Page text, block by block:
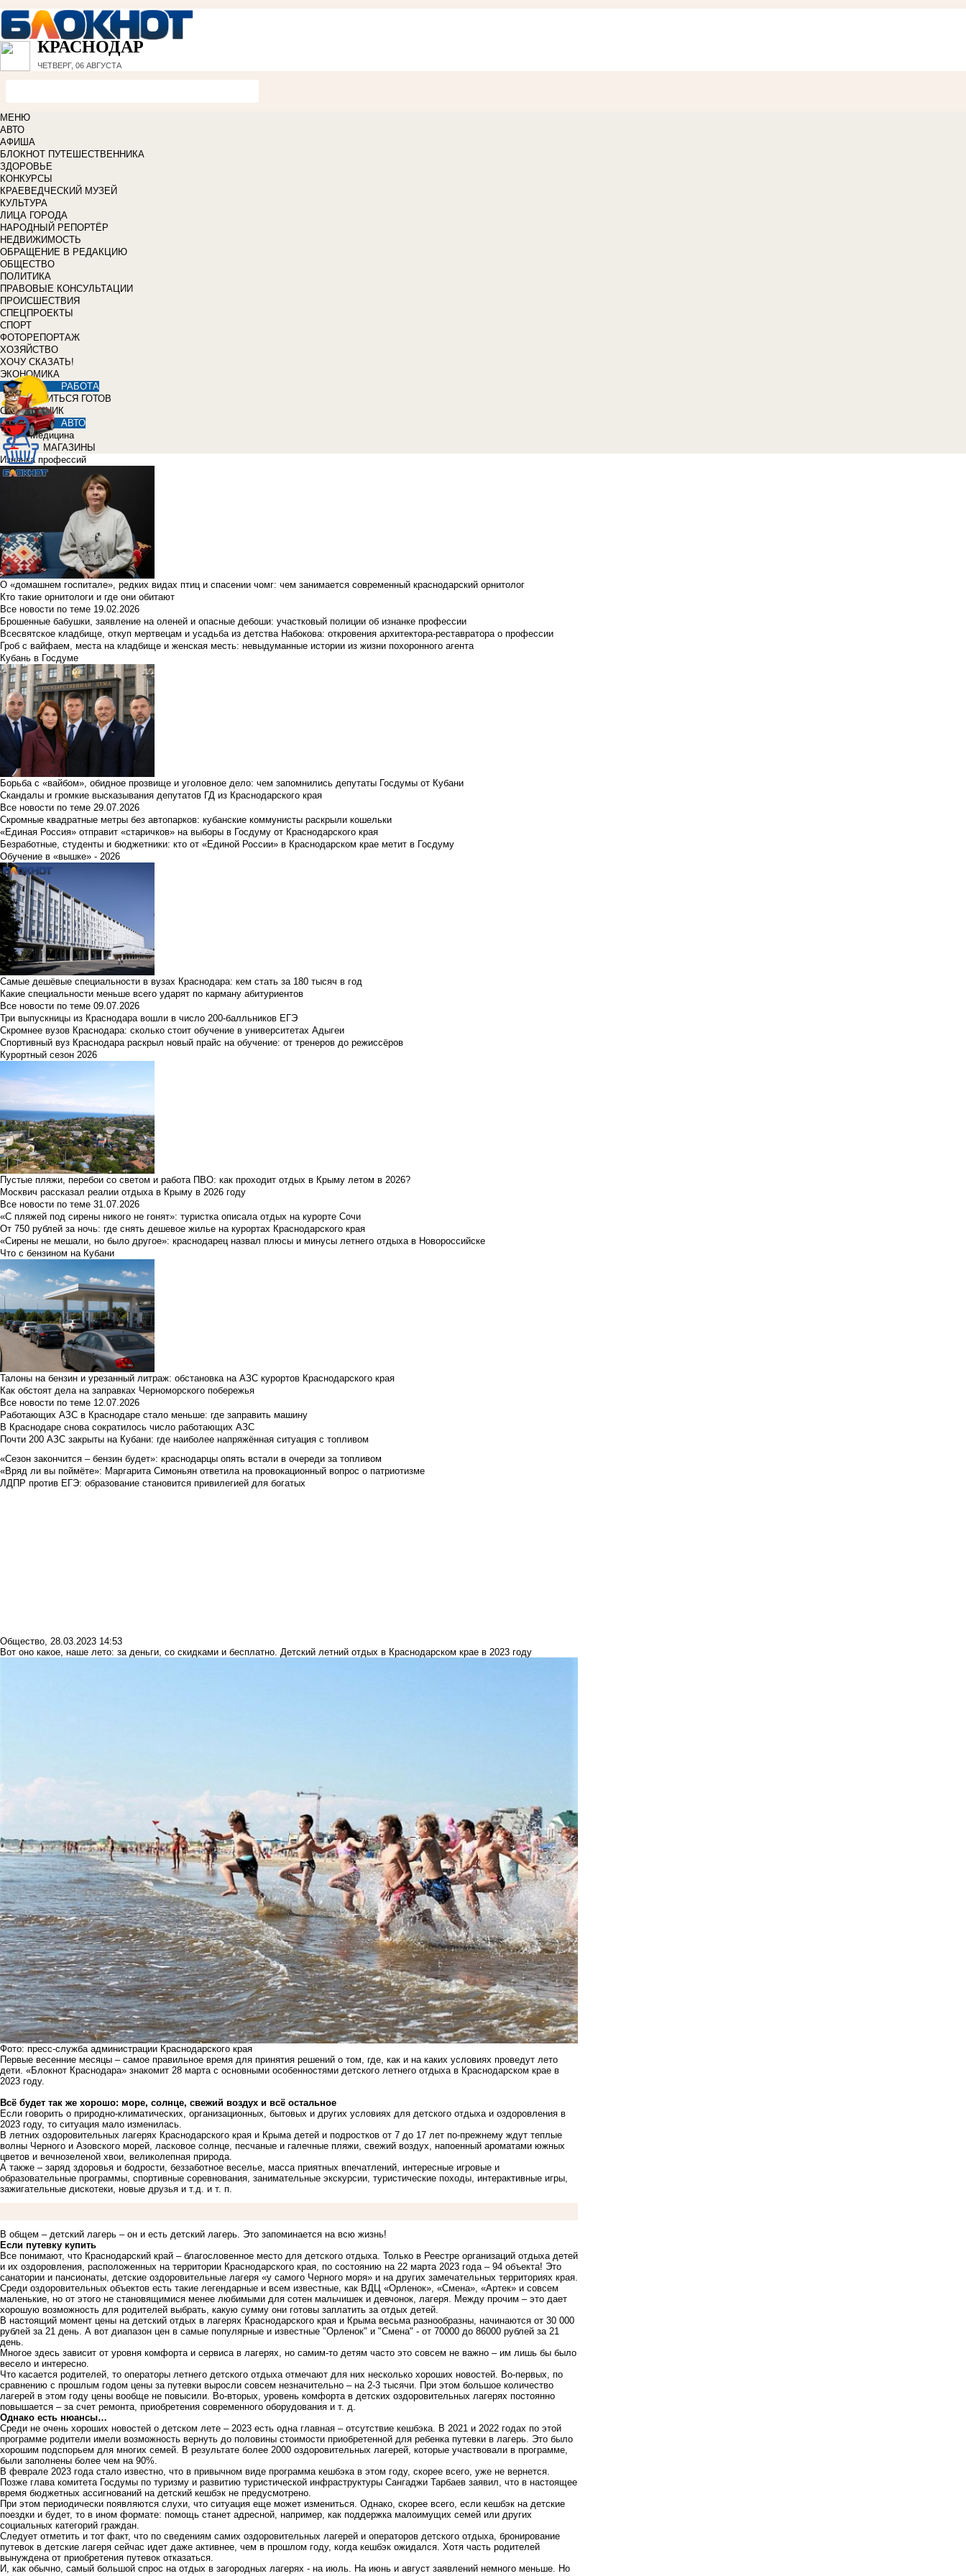
КРАСНОДАР
ЧЕТВЕРГ, 06 АВГУСТА
МЕНЮ
АВТО
АФИША
БЛОКНОТ ПУТЕШЕСТВЕННИКА
ЗДОРОВЬЕ
КОНКУРСЫ
КРАЕВЕДЧЕСКИЙ МУЗЕЙ
КУЛЬТУРА
ЛИЦА ГОРОДА
НАРОДНЫЙ РЕПОРТЁР
НЕДВИЖИМОСТЬ
ОБРАЩЕНИЕ В РЕДАКЦИЮ
ОБЩЕСТВО
ПОЛИТИКА
ПРАВОВЫЕ КОНСУЛЬТАЦИИ
ПРОИСШЕСТВИЯ
СПЕЦПРОЕКТЫ
СПОРТ
ФОТОРЕПОРТАЖ
ХОЗЯЙСТВО
ХОЧУ СКАЗАТЬ!
ЭКОНОМИКА
РАБОТА
УЧИТЬСЯ ГОТОВ
СПРАВОЧНИК
АВТО
Медицина
МАГАЗИНЫ
Изнанка профессий
О «домашнем госпитале», редких видах птиц и спасении чомг: чем занимается современный краснодарский орнитолог
Кто такие орнитологи и где они обитают
Все новости по теме 19.02.2026
Брошенные бабушки, заявление на оленей и опасные дебоши: участковый полиции об изнанке профессии
Всесвятское кладбище, откуп мертвецам и усадьба из детства Набокова: откровения архитектора-реставратора о профессии
Гроб с вайфаем, места на кладбище и женская месть: невыдуманные истории из жизни похоронного агента
Кубань в Госдуме
Борьба с «вайбом», обидное прозвище и уголовное дело: чем запомнились депутаты Госдумы от Кубани
Скандалы и громкие высказывания депутатов ГД из Краснодарского края
Все новости по теме 29.07.2026
Скромные квадратные метры без автопарков: кубанские коммунисты раскрыли кошельки
«Единая Россия» отправит «старичков» на выборы в Госдуму от Краснодарского края
Безработные, студенты и бюджетники: кто от «Единой России» в Краснодарском крае метит в Госдуму
Обучение в «вышке» - 2026
Самые дешёвые специальности в вузах Краснодара: кем стать за 180 тысяч в год
Какие специальности меньше всего ударят по карману абитуриентов
Все новости по теме 09.07.2026
Три выпускницы из Краснодара вошли в число 200-балльников ЕГЭ
Скромнее вузов Краснодара: сколько стоит обучение в университетах Адыгеи
Спортивный вуз Краснодара раскрыл новый прайс на обучение: от тренеров до режиссёров
Курортный сезон 2026
Пустые пляжи, перебои со светом и работа ПВО: как проходит отдых в Крыму летом в 2026?
Москвич рассказал реалии отдыха в Крыму в 2026 году
Все новости по теме 31.07.2026
«С пляжей под сирены никого не гонят»: туристка описала отдых на курорте Сочи
От 750 рублей за ночь: где снять дешевое жилье на курортах Краснодарского края
«Сирены не мешали, но было другое»: краснодарец назвал плюсы и минусы летнего отдыха в Новороссийске
Что с бензином на Кубани
Талоны на бензин и урезанный литраж: обстановка на АЗС курортов Краснодарского края
Как обстоят дела на заправках Черноморского побережья
Все новости по теме 12.07.2026
Работающих АЗС в Краснодаре стало меньше: где заправить машину
В Краснодаре снова сократилось число работающих АЗС
Почти 200 АЗС закрыты на Кубани: где наиболее напряжённая ситуация с топливом
«Сезон закончится – бензин будет»: краснодарцы опять встали в очереди за топливом
«Вряд ли вы поймёте»: Маргарита Симоньян ответила на провокационный вопрос о патриотизме
ЛДПР против ЕГЭ: образование становится привилегией для богатых
Общество, 28.03.2023 14:53
Вот оно какое, наше лето: за деньги, со скидками и бесплатно. Детский летний отдых в Краснодарском крае в 2023 году
Фото: пресс-служба администрации Краснодарского края
Первые весенние месяцы – самое правильное время для принятия решений о том, где, как и на каких условиях проведут лето
дети. «Блокнот Краснодара» знакомит 28 марта с основными особенностями детского летнего отдыха в Краснодарском крае в
2023 году.
Всё будет так же хорошо: море, солнце, свежий воздух и всё остальное
Если говорить о природно-климатических, организационных, бытовых и других условиях для детского отдыха и оздоровления в
2023 году, то ситуация мало изменилась.
В летних оздоровительных лагерях Краснодарского края и Крыма детей и подростков от 7 до 17 лет по-прежнему ждут теплые
волны Черного и Азовского морей, ласковое солнце, песчаные и галечные пляжи, свежий воздух, напоенный ароматами южных
цветов и вечнозеленой хвои, великолепная природа.
А также – заряд здоровья и бодрости, беззаботное веселье, масса приятных впечатлений, интересные игровые и
образовательные программы, спортивные соревнования, занимательные экскурсии, туристические походы, интерактивные игры,
зажигательные дискотеки, новые друзья и т.д. и т. п.
В общем – детский лагерь – он и есть детский лагерь. Это запоминается на всю жизнь!
Если путевку купить
Все понимают, что Краснодарский край – благословенное место для детского отдыха. Только в Реестре организаций отдыха детей
и их оздоровления, расположенных на территории Краснодарского края, по состоянию на 22 марта 2023 года – 94 объекта! Это
санатории и пансионаты, детские оздоровительные лагеря «у самого Черного моря» и на других замечательных территориях края.
Среди оздоровительных объектов есть такие легендарные и всем известные, как ВДЦ «Орленок», «Смена», «Артек» и совсем
маленькие, но от этого не становящимися менее любимыми для сотен мальчишек и девчонок, лагеря. Между прочим – это дает
хорошую возможность для родителей выбрать, какую сумму они готовы заплатить за отдых детей.
В настоящий момент цены на детский отдых в лагерях Краснодарского края и Крыма весьма разнообразны, начинаются от 30 000
рублей за 21 день. А вот диапазон цен в самые популярные и известные "Орленок" и "Смена" - от 70000 до 86000 рублей за 21
день.
Многое здесь зависит от уровня комфорта и сервиса в лагерях, но самим-то детям часто это совсем не важно – им лишь бы было
весело и интересно.
Что касается родителей, то операторы летнего детского отдыха отмечают для них несколько хороших новостей. Во-первых, по
сравнению с прошлым годом цены за путевки выросли совсем незначительно – на 2-3 тысячи. При этом большое количество
лагерей в этом году цены вообще не повысили. Во-вторых, уровень комфорта в детских оздоровительных лагерях постоянно
повышается – за счет ремонта, приобретения современного оборудования и т. д.
Однако есть нюансы…
Среди не очень хороших новостей о детском лете – 2023 есть одна главная – отсутствие кешбэка. В 2021 и 2022 годах по этой
программе родители имели возможность вернуть до половины стоимости приобретенной для ребенка путевки в лагерь. Это было
хорошим подспорьем для многих семей. В результате более 2000 оздоровительных лагерей, которые участвовали в программе,
были заполнены более чем на 90%.
В феврале 2023 года стало известно, что в привычном виде программа кешбэка в этом году, скорее всего, уже не вернется.
Позже глава комитета Госдумы по туризму и развитию туристической инфраструктуры Сангаджи Тарбаев заявил, что в настоящее
время бюджетных ассигнований на детский кешбэк не предусмотрено.
При этом периодически появляются слухи, что ситуация еще может измениться. Однако, скорее всего, если кешбэк на детские
поездки и будет, то в ином формате: помощь станет адресной, например, как поддержка малоимущих семей или других
социальных категорий граждан.
Следует отметить и тот факт, что по сведениям самих оздоровительных лагерей и операторов детского отдыха, бронирование
путевок в детские лагеря сейчас идет даже активнее, чем в прошлом году, когда кешбэк ожидался. Хотя часть родителей
вынуждена от приобретения путевок отказаться.
И, как обычно, самый большой спрос на отдых в загородных лагерях - на июль. На июнь и август заявлений немного меньше. Но